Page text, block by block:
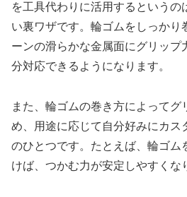
を工具代わりに活用するというの
い裏ワザです。輪ゴムをしっかり
ーンの滑らかな金属面にグリップ
分対応できるようになります。
また、輪ゴムの巻き方によってグ
め、用途に応じて自分好みにカス
のひとつです。たとえば、輪ゴム
けば、つかむ力が安定しやすくな